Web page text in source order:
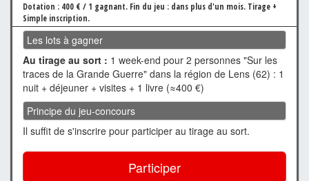
Dotation : 400 € / 1 gagnant. Fin du jeu : dans plus d'un mois. Tirage +
Simple inscription.
Les lots à gagner
Au tirage au sort : 1 week-end pour 2 personnes "Sur les
traces de la Grande Guerre" dans la région de Lens (62) : 1
nuit + déjeuner + visites + 1 livre (≈400 €)
Principe du jeu-concours
Il suffit de s'inscrire pour participer au tirage au sort.
Participer